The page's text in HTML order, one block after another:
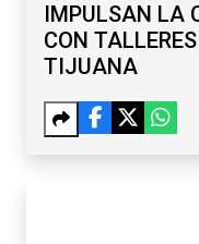
IMPULSAN LA
CON
TIJUANA